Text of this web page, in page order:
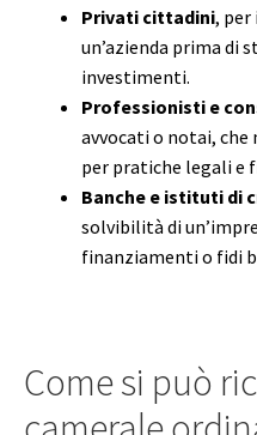
Privati cittadini,
un’azienda prima
investimenti.
Professionisti e
avvocati o notai,
per pratiche legali e
Banche e istituti di
solvibilità di
finanziamenti o fidi
Come si può